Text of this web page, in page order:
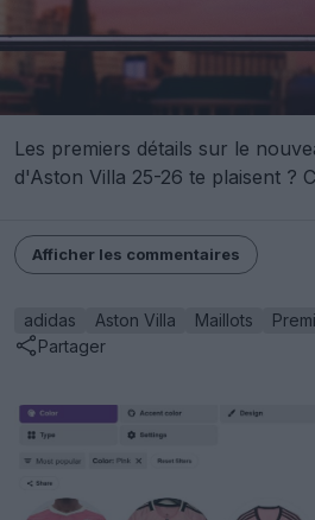
Les premiers détails sur le
d'Aston Villa 25-26 te plaisent ?
Afficher les commentaires
adidas Aston Villa Maillots
Partager